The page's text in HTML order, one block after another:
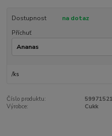
Dostupnost
na dotaz
Příchuť
/ks
Číslo produktu:
Výrobce:
Cukk